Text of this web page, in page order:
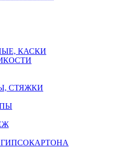
КАСКИ
СТЯЖКИ